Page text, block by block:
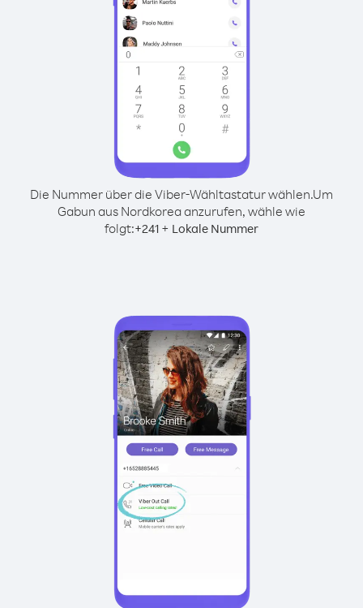
Die Nummer über die Viber-Wähltastatur wählen.Um
Gabun aus Nordkorea anzurufen, wähle wie
folgt:+241 + Lokale Nummer